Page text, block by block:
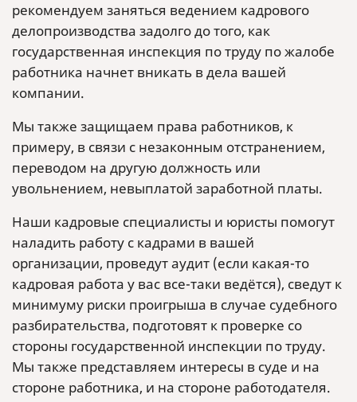
рекомендуем заняться ведением кадрового
делопроизводства задолго до того, как
государственная инспекция по труду по жалобе
работника начнет вникать в дела вашей
компании.
Мы также защищаем права работников, к
примеру, в связи с незаконным отстранением,
переводом на другую должность или
увольнением, невыплатой заработной платы.
Наши кадровые специалисты и юристы помогут
наладить работу с кадрами в вашей
организации, проведут аудит (если какая-то
кадровая работа у вас все-таки ведётся), сведут к
минимуму риски проигрыша в случае судебного
разбирательства, подготовят к проверке со
стороны государственной инспекции по труду.
Мы также представляем интересы в суде и на
стороне работника, и на стороне работодателя.